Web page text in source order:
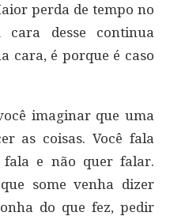
perda de tempo no
desse continua
cara, é porque é caso
imaginar que uma
as coisas. Você fala
e não quer falar.
some venha dizer
do que fez, pedir